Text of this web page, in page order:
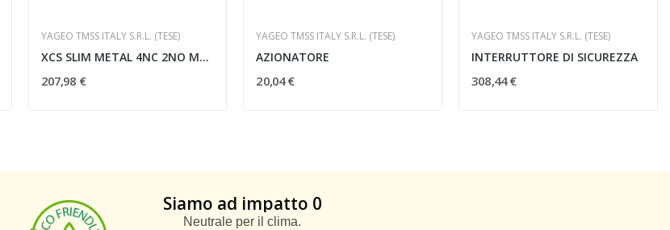
YAGEO TMSS ITALY S.R.L. (TESE)
XCS SLIM METAL 4NC 2NO M20 24V A
207,98 €
YAGEO TMSS ITALY S.R.L. (TESE)
AZIONATORE
20,04 €
YAGEO TMSS ITALY S.R.L. (TESE)
INTERRUTTORE DI SICUREZZA
308,44 €
Siamo ad impatto 0
Neutrale per il clima.